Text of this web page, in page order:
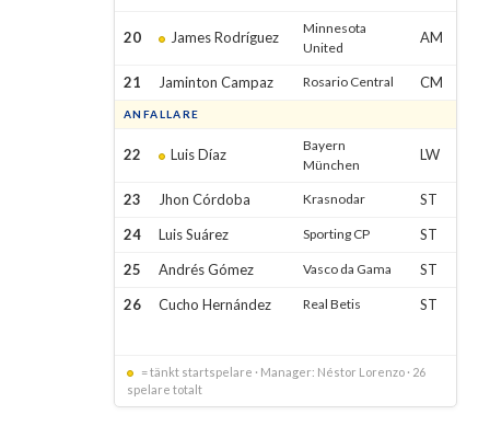
20 James Rodríguez
Minnesota
United
AM
21 Jaminton Campaz Rosario Central CM
ANFALLARE
22 Luis Díaz
Bayern
München
LW
23 Jhon Córdoba Krasnodar
ST
24
Luis Suárez Sporting CP
ST
25
Andrés Gómez Vasco da Gama
ST
26
Cucho Hernández Real Betis ST
= tänkt startspelare · Manager: Néstor Lorenzo · 26
spelare totalt